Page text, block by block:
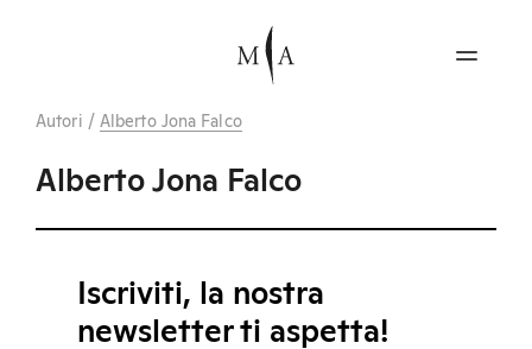
Autori / Alberto Jona Falco
Alberto Jona Falco
Iscriviti, la nostra
newsletter ti aspetta!